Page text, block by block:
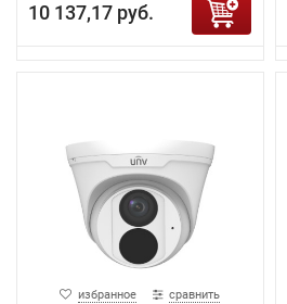
10 137,17 руб.
избранное сравнить